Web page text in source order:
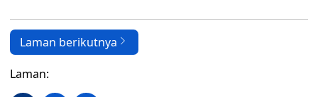
Laman berikutnya
Laman: